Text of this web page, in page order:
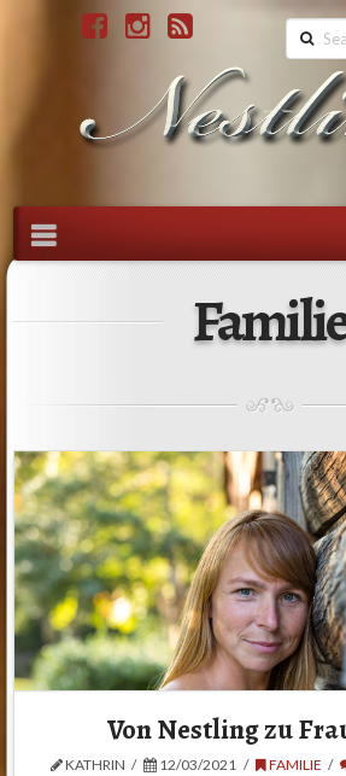
Search
Navigation
Von Nestling zu
KATHRIN 12/03/2021 FAMILIE